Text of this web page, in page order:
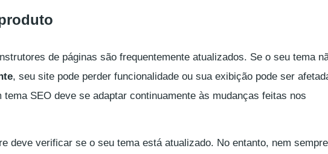
de páginas são frequentemente atualizados. Se o seu tema
, seu site pode perder funcionalidade ou sua exibição pode ser
tema SEO deve se adaptar continuamente às mudanças feitas nos
deve verificar se o seu tema está atualizado. No entanto, nem